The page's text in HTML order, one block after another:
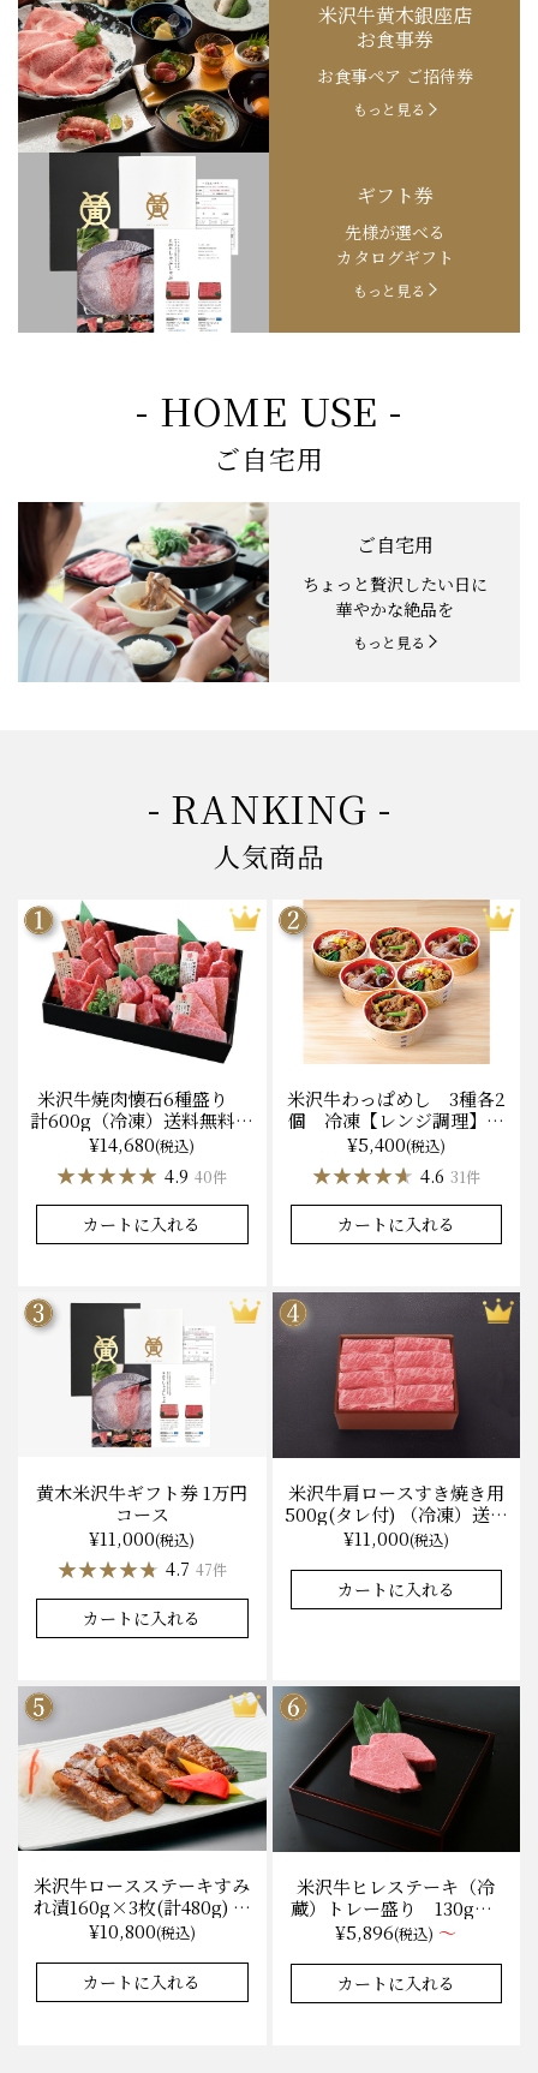
米沢牛黄木銀座店
お食事券
お食事ペア ご招待券
もっと見る
ギフト券
先様が選べる
カタログギフト
もっと見る
- HOME USE -
ご自宅用
ご自宅用
ちょっと贅沢したい日に
華やかな絶品を
もっと見る
- RANKING -
人気商品
米沢牛焼肉懐石6種盛り
計600g（冷凍）送料無料
化粧箱入
¥14,680(税込)
★★★★★
★★★★★ 4.9 40件
カートに入れる
米沢牛わっぱめし 3種各2
個 冷凍【レンジ調理】化
粧箱入
¥5,400(税込)
★★★★★
★★★★★ 4.6 31件
カートに入れる
黄木米沢牛ギフト券 1万円
コース
¥11,000(税込)
★★★★★
★★★★★ 4.7 47件
カートに入れる
米沢牛肩ロースすき焼き用
500g(タレ付) （冷凍）送料
無料 化粧箱入
¥11,000(税込)
★★★★★
★★★★★ 4.9 37件
カートに入れる
米沢牛ロースステーキすみ
れ漬160g×3枚(計480g) 木
箱入 味噌酒粕漬け/冷蔵
送料無料
¥10,800(税込)
★★★★★
★★★★★ 4.9 8件
カートに入れる
米沢牛ヒレステーキ（冷
蔵）トレー盛り 130g×1
枚から量り売り
¥5,896(税込) ～
★★★★★
★★★★★ 4.9 35件
カートに入れる